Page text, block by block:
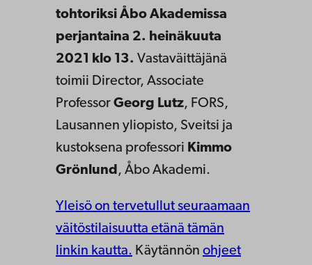
tohtoriksi Åbo Akademissa
perjantaina 2. heinäkuuta
2021 klo 13. Vastaväittäjänä
toimii Director, Associate
Professor Georg Lutz, FORS,
Lausannen yliopisto, Sveitsi ja
kustoksena professori Kimmo
Grönlund , Åbo Akademi.
Yleisö on tervetullut seuraamaan
väitöstilaisuutta etänä tämän
linkin kautta. Käytännön ohjeet